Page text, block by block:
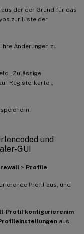
aus der der Grund für das
zur Liste der
Ihre Änderungen zu
„Zulässige
Registerkarte „
und
GUI
> Profile
Profil aus, und
Profil konfigurierenim
aus.